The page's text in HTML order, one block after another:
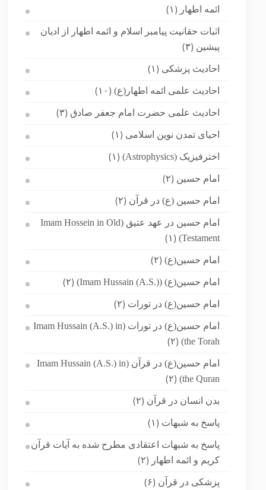
ائمه اطهار (۱)
اثبات حقانیت پیامبر اسلام و ائمه اطهار از ادیان
پیشین (۳)
احادیث پزشکی (۱)
احادیث علمی ائمه اطهار(ع) (۱۰)
احادیث علمی حضرت امام جعفر صادق (۳)
احیای تمدن نوین اسلامی (۱)
اخترفیزیک (Astrophysics) (۱)
امام حسین (۲)
امام حسین (ع) در قرآن (۲)
امام حسین در عهد عتیق (Imam Hossein in Old
Testament)
(۱)
امام حسین(ع) (۲)
امام حسین(ع) (Imam Hussain (A.S.)) (۲)
امام حسین(ع) در تورات (۲)
امام حسین(ع) در تورات (Imam Hussain (A.S.) in
the Torah)
(۲)
امام حسین(ع) در قرآن (Imam Hussain (A.S.) in
the Quran)
(۲)
بدن انسان در قرآن (۲)
پاسخ به شبهات (۱)
پاسخ به شبهات اعتقادی مطرح شده به آیات قرآن
کریم و ائمه اطهار
(۲)
پزشکی در قرآن (۶)